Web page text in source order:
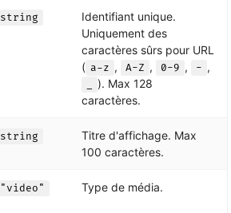
string
Identifiant unique.
Uniquement des
caractères sûrs pour URL
( a-z , A-Z , 0-9 , - ,
). Max 128
caractères.
string
Titre d'affichage. Max
100 caractères.
"video" Type de média.